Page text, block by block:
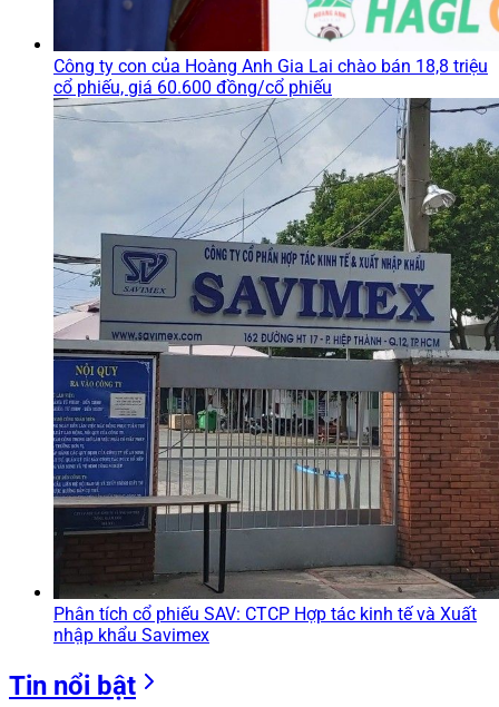
Công ty con của Hoàng Anh Gia Lai chào bán 18,8 triệu
cổ phiếu, giá 60.600 đồng/cổ phiếu
Phân tích cổ phiếu SAV: CTCP Hợp tác kinh tế và Xuất
nhập khẩu Savimex
Tin nổi bật